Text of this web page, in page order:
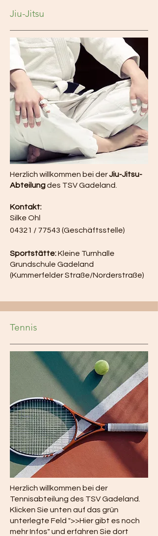
Jiu-Jitsu
Herzlich willkommen bei derJiu-Jitsu-
Abteilungdes TSV Gadeland.
Kontakt:
Silke Ohl
04321 / 77543 (Geschäftsstelle)
Sportstätte:Kleine Turnhalle
Grundschule Gadeland
(Kummerfelder Straße/Norderstraße)
Tennis
Herzlich willkommen bei der
Tennisabteilung des TSV Gadeland.
Klicken Sie unten auf das grün
unterlegte Feld ">>Hier gibt es noch
mehr Infos" und erfahren Sie dort